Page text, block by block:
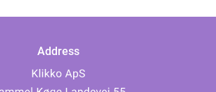
Address